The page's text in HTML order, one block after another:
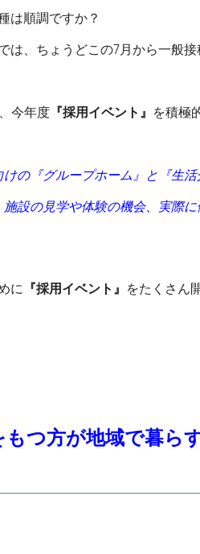
は順調ですか？
は、ちょうどこの7月から一般接
今年度 『採用イベント』 を積極
の『グループホーム』と『生
設の見学や体験の機会、実際
に 『採用イベント』 をたくさん
もつ方が地域で暮ら